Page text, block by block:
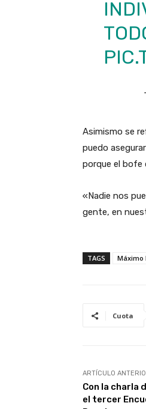
Asimismo se
puedo
porque el bofe
«Nadie nos
gente, en
TAGS Máximo
Cuota
ARTÍCULO
Con la charla
el tercer